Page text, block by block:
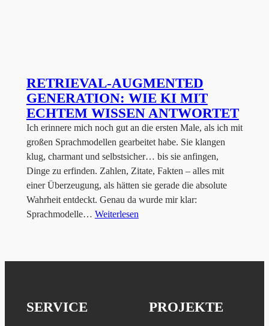
RETRIEVAL-AUGMENTED
GENERATION: WIE KI MIT
ECHTEM WISSEN ANTWORTET
Ich erinnere mich noch gut an die ersten Male, als ich mit
großen Sprachmodellen gearbeitet habe. Sie klangen
klug, charmant und selbstsicher… bis sie anfingen,
Dinge zu erfinden. Zahlen, Zitate, Fakten – alles mit
einer Überzeugung, als hätten sie gerade die absolute
Wahrheit entdeckt. Genau da wurde mir klar:
Sprachmodelle… Weiterlesen
SERVICE PROJEKTE